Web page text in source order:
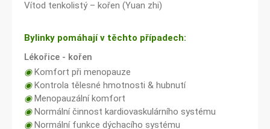
Vítod tenkolistý – kořen (Yuan zhi)
Bylinky pomáhají v těchto případech:
Lékořice - kořen
◉Komfort při menopauze
◉Kontrola tělesné hmotnosti & hubnutí
◉Menopauzální komfort
◉Normální činnost kardiovaskulárního systému
◉Normální funkce dýchacího systému